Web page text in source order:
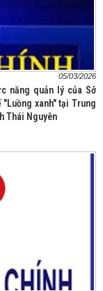
05/03/2026
năng quản lý của Sở
xanh" tại Trung
Thái Nguyên